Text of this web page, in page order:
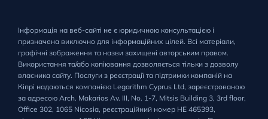
Інформація на веб-сайті не є юридичною консультацією і
призначена виключно для інформаційних цілей. Всі матеріали,
графічні зображення та назви захищені авторським правом.
Використання та/або копіювання дозволяється тільки з дозволу
власника сайту. Послуги з реєстрації та підтримки компаній на
Кіпрі надаються компанією Legarithm Cyprus Ltd, зареєстрованою
за адресою Arch. Makarios Av. III, No. 1-7, Mitsis Building 3, 3rd floor,
Office 302, 1065 Nicosia, реєстраційний номер HE 465393,